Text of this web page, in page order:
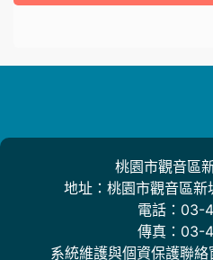
桃園市觀音區
地址：桃園市觀音區
電話：03-
傳真：03-
系統維護與個資保護聯